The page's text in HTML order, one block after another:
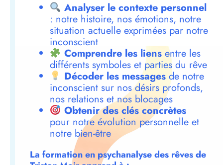
Analyser le contexte personnel
: notre histoire, nos émotions, notre
situation actuelle exprimées par notre
inconscient
Comprendre les liensentre les
différents symboles et parties du rêve
Décoder les messagesde notre
inconscient sur nos désirs profonds,
nos relations et nos blocages
Obtenir des clés concrètes
pour notre évolution personnelle et
notre bien-être
La formation en psychanalyse des rêves de